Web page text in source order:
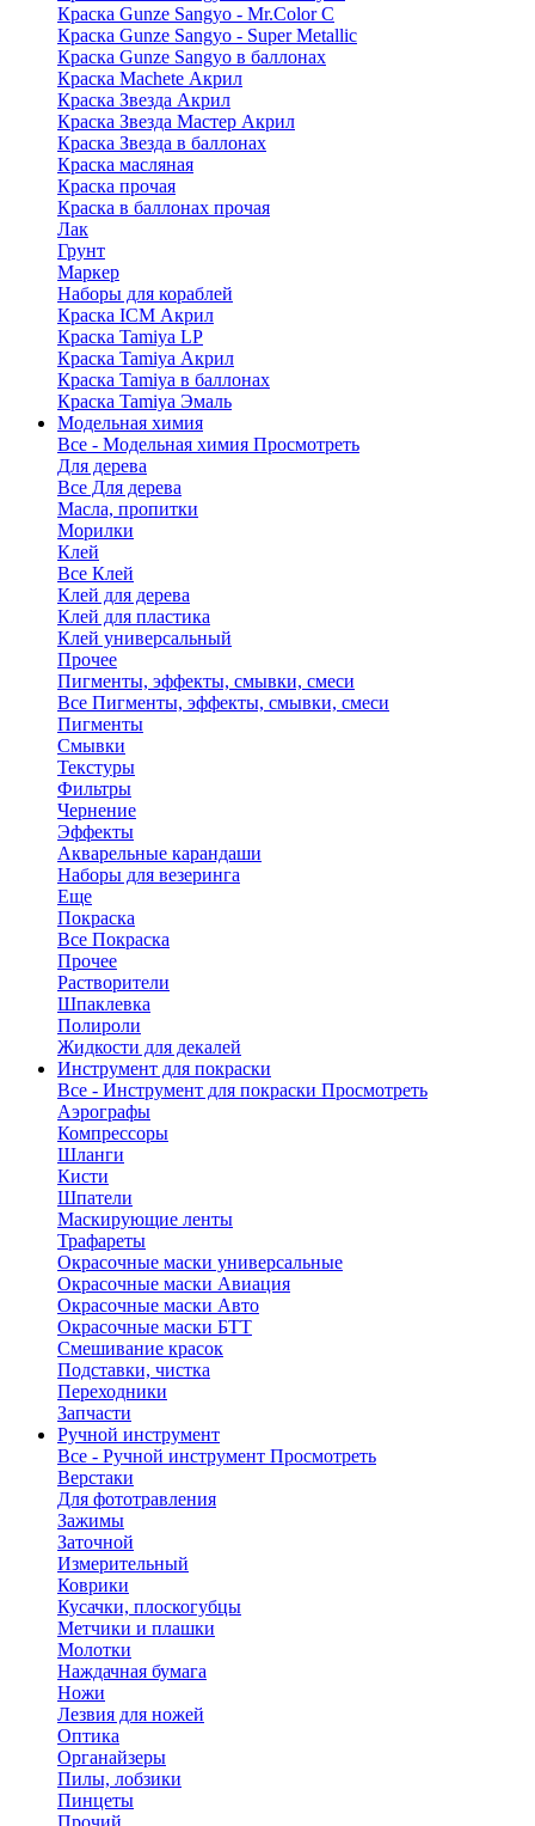
Краска Gunze Sangyo - Mr.Color C
Краска Gunze Sangyo - Super Metallic
Краска Gunze Sangyo в баллонах
Краска Machete Акрил
Краска Звезда Акрил
Краска Звезда Мастер Акрил
Краска Звезда в баллонах
Краска масляная
Краска прочая
Краска в баллонах прочая
Лак
Грунт
Маркер
Наборы для кораблей
Краска ICM Акрил
Краска Tamiya LP
Краска Tamiya Акрил
Краска Tamiya в баллонах
Краска Tamiya Эмаль
Модельная химия
Все - Модельная химия Просмотреть
Для дерева
Все Для дерева
Масла, пропитки
Морилки
Клей
Все Клей
Клей для дерева
Клей для пластика
Клей универсальный
Прочее
Пигменты, эффекты, смывки, смеси
Все Пигменты, эффекты, смывки, смеси
Пигменты
Смывки
Текстуры
Фильтры
Чернение
Эффекты
Акварельные карандаши
Наборы для везеринга
Еще
Покраска
Все Покраска
Прочее
Растворители
Шпаклевка
Полироли
Жидкости для декалей
Инструмент для покраски
Все - Инструмент для покраски Просмотреть
Аэрографы
Компрессоры
Шланги
Кисти
Шпатели
Маскирующие ленты
Трафареты
Окрасочные маски универсальные
Окрасочные маски Авиация
Окрасочные маски Авто
Окрасочные маски БТТ
Смешивание красок
Подставки, чистка
Переходники
Запчасти
Ручной инструмент
Все - Ручной инструмент Просмотреть
Верстаки
Для фототравления
Зажимы
Заточной
Измерительный
Коврики
Кусачки, плоскогубцы
Метчики и плашки
Молотки
Наждачная бумага
Ножи
Лезвия для ножей
Оптика
Органайзеры
Пилы, лобзики
Пинцеты
Прочий